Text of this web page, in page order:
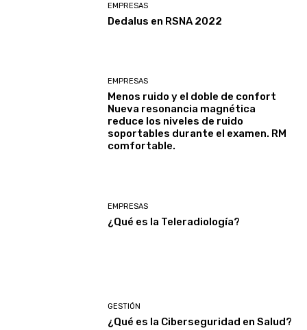
EMPRESAS
Dedalus en RSNA 2022
EMPRESAS
Menos ruido y el doble de confort
Nueva resonancia magnética
reduce los niveles de ruido
soportables durante el examen. RM
comfortable.
EMPRESAS
¿Qué es la Teleradiología?
GESTIÓN
¿Qué es la Ciberseguridad en Salud?